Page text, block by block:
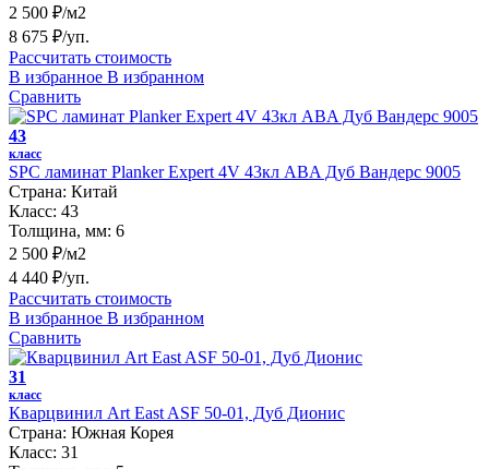
2 500 ₽/м2
8 675 ₽/уп.
Рассчитать стоимость
В избранное В избранном
Сравнить
43
класс
SPC ламинат Planker Expert 4V 43кл ABA Дуб Вандерс 9005
Страна: Китай
Класс: 43
Толщина, мм: 6
2 500 ₽/м2
4 440 ₽/уп.
Рассчитать стоимость
В избранное В избранном
Сравнить
31
класс
Кварцвинил Art East ASF 50-01, Дуб Дионис
Страна: Южная Корея
Класс: 31